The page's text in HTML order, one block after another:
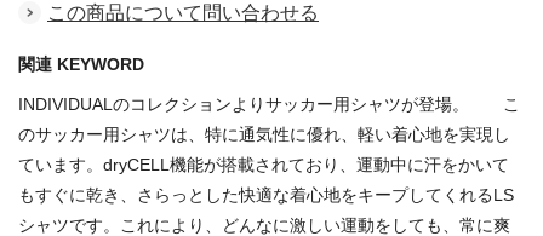
この商品について問い合わせる
関連 KEYWORD
INDIVIDUALのコレクションよりサッカー用シャツが登場。 こ
のサッカー用シャツは、特に通気性に優れ、軽い着心地を実現し
ています。dryCELL機能が搭載されており、運動中に汗をかいて
もすぐに乾き、さらっとした快適な着心地をキープしてくれるLS
シャツです。これにより、どんなに激しい運動をしても、常に爽